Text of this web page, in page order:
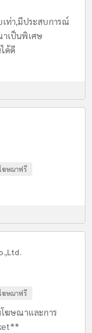
ท่า,มีประสบการณ์
าเป็นพิเศษ
ด้ดี
ฆษณาฟรี
ฆษณาฟรี
โฆษณาและการ